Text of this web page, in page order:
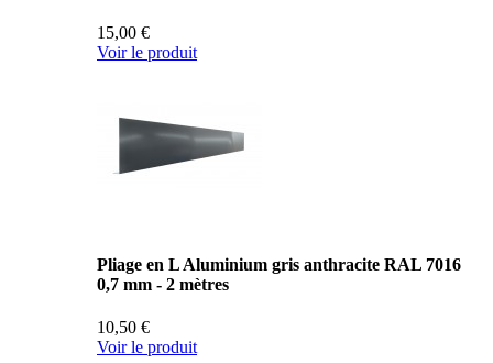
15,00 €
Voir le produit
Pliage en L Aluminium gris anthracite RAL 7016
0,7 mm - 2 mètres
10,50 €
Voir le produit